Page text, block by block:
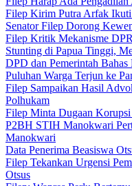
Filep Kirim Putra Arfak Ikuti
Senator Filep Dorong
Filep Kritik Mekanisme
Stunting di Papua Tinggi,
DPD dan Pemerintah
Puluhan Warga Terjun ke
Filep Sampaikan Hasil
Polhukam
Filep Minta Dugaan
P2BH STIH Manokwari
Manokwari
Data Penerima Beasiswa
Filep Tekankan Urgensi
Otsus